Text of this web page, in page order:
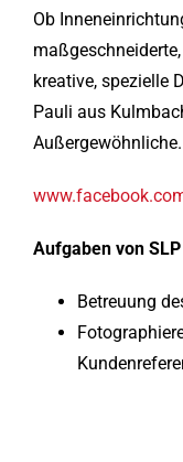
Ob
kreative, spezielle
Pauli aus
Außergewöhnliche.
Aufgaben von
Betreuung